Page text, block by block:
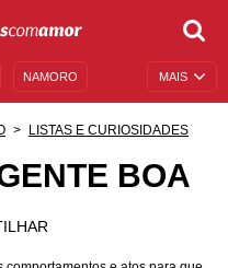
MAIS
NAMORO
LISTAS E CURIOSIDADES
BOA